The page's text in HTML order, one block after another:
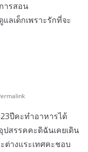
ารสอน
ลเด็กเพราะรักที่จะ
ปีคะทำอาหารได้
ปสรรคคะดิฉันเคยเดิน
ต่างแระเทศคะชอบ